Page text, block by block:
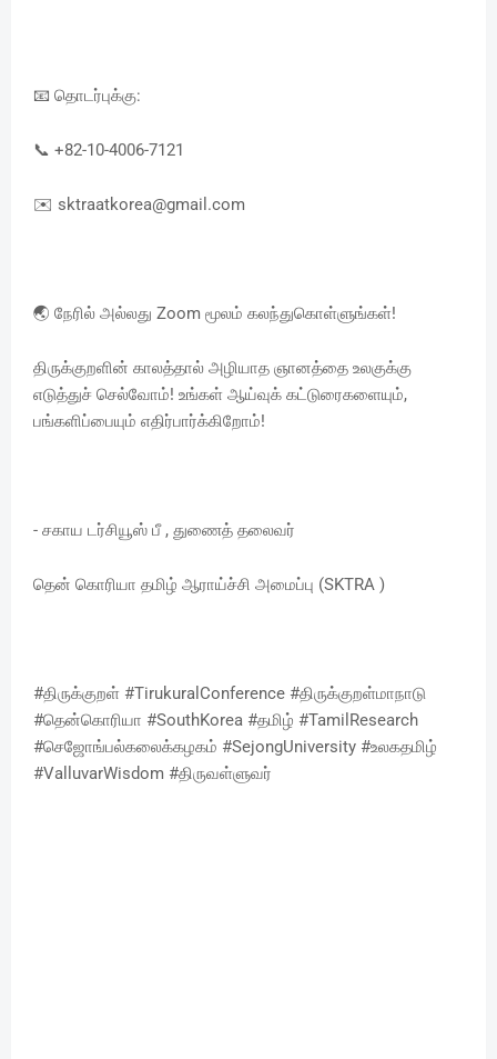
📧 தொடர்புக்கு:
📞 +82-10-4006-7121
✉️ sktraatkorea@gmail.com
🌏 நேரில் அல்லது Zoom மூலம் கலந்துகொள்ளுங்கள்!
திருக்குறளின் காலத்தால் அழியாத ஞானத்தை உலகுக்கு
எடுத்துச் செல்வோம்! உங்கள் ஆய்வுக் கட்டுரைகளையும்,
பங்களிப்பையும் எதிர்பார்க்கிறோம்!
- சகாய டர்சியூஸ் பீ , துணைத் தலைவர்
தென் கொரியா தமிழ் ஆராய்ச்சி அமைப்பு (SKTRA )
#திருக்குறள் #TirukuralConference #திருக்குறள்மாநாடு
#தென்கொரியா #SouthKorea #தமிழ் #TamilResearch
#செஜோங்பல்கலைக்கழகம் #SejongUniversity #உலகதமிழ்
#ValluvarWisdom #திருவள்ளுவர்